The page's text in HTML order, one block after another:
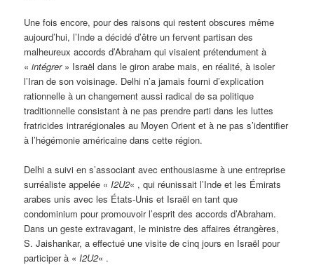
Une fois encore, pour des raisons qui restent obscures même
aujourd’hui, l’Inde a décidé d’être un fervent partisan des
malheureux accords d’Abraham qui visaient prétendument à
«intégrer» Israël dans le giron arabe mais, en réalité, à isoler
l’Iran de son voisinage. Delhi n’a jamais fourni d’explication
rationnelle à un changement aussi radical de sa politique
traditionnelle consistant à ne pas prendre parti dans les luttes
fratricides intrarégionales au Moyen Orient et à ne pas s’identifier
à l’hégémonie américaine dans cette région.
Delhi a suivi en s’associant avec enthousiasme à une entreprise
surréaliste appelée «I2U2« , qui réunissait l’Inde et les Émirats
arabes unis avec les États-Unis et Israël en tant que
condominium pour promouvoir l’esprit des accords d’Abraham.
Dans un geste extravagant, le ministre des affaires étrangères,
S. Jaishankar, a effectué une visite de cinq jours en Israël pour
participer à «I2U2« .